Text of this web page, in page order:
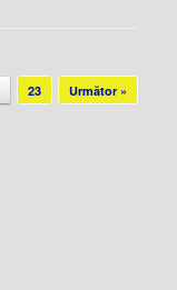
23 Următor »